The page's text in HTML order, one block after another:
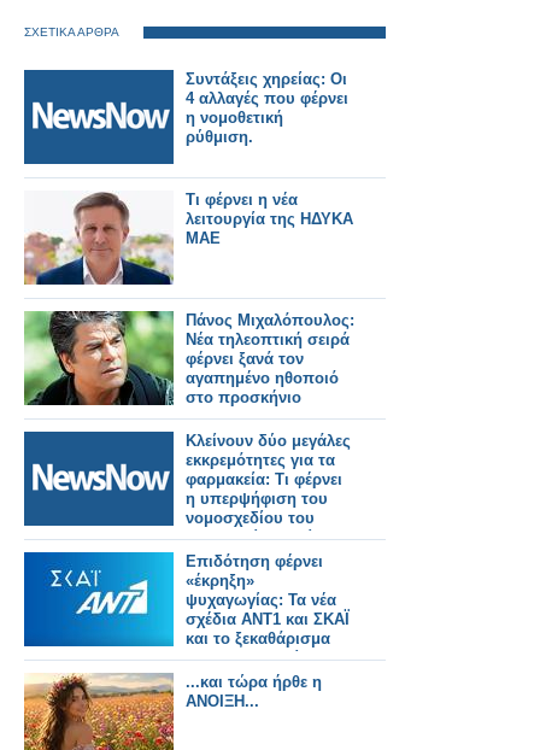
ΣΧΕΤΙΚΑ ΑΡΘΡΑ
Συντάξεις χηρείας: Οι
4 αλλαγές που φέρνει
η νομοθετική
ρύθμιση.
Τι φέρνει η νέα
λειτουργία της ΗΔΥΚΑ
ΜΑΕ
Πάνος Μιχαλόπουλος:
Νέα τηλεοπτική σειρά
φέρνει ξανά τον
αγαπημένο ηθοποιό
στο προσκήνιο
Κλείνουν δύο μεγάλες
εκκρεμότητες για τα
φαρμακεία: Τι φέρνει
η υπερψήφιση του
νομοσχεδίου του
Υπουργείου Υγείας
Επιδότηση φέρνει
«έκρηξη»
ψυχαγωγίας: Τα νέα
σχέδια ΑΝΤ1 και ΣΚΑΪ
και το ξεκαθάρισμα
στα τηλεπαιχνίδια
...και τώρα ήρθε η
ΑΝΟΙΞΗ...